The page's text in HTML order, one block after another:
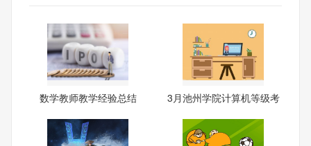
数学教师教学经验总结
3月池州学院计算机等级考